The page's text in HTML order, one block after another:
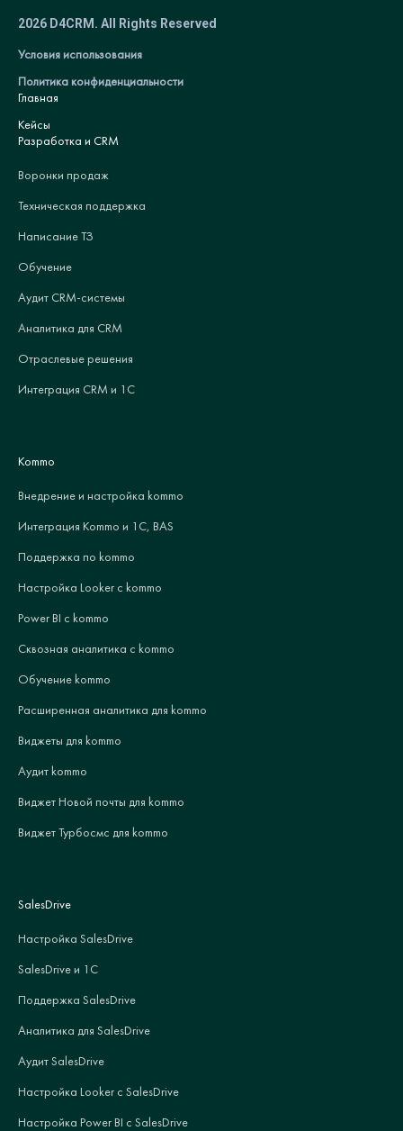
2026 D4CRM. All Rights Reserved
Условия использования
Политика конфиденциальности
Главная
Кейсы
Разработка и CRM
Воронки продаж
Техническая поддержка
Написание ТЗ
Обучение
Аудит CRM-системы
Аналитика для CRM
Отраслевые решения
Интеграция CRM и 1С
Kommo
Внедрение и настройка kommo
Интеграция Kommo и 1С, BAS
Поддержка по kommo
Настройка Looker с kommo
Power BI с kommo
Сквозная аналитика с kommo
Обучение kommo
Расширенная аналитика для kommo
Виджеты для kommo
Аудит kommo
Виджет Новой почты для kommo
Виджет Турбосмс для kommo
SalesDrive
Настройка SalesDrive
SalesDrive и 1С
Поддержка SalesDrive
Аналитика для SalesDrive
Аудит SalesDrive
Настройка Looker с SalesDrive
Настройка Power BI с SalesDrive